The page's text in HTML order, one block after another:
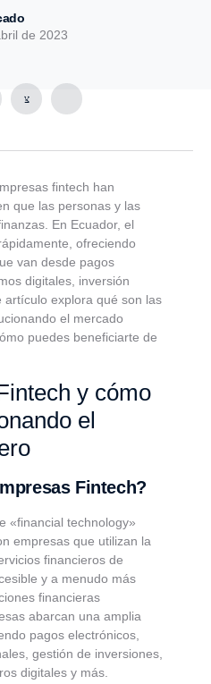
de 2023
fintech han
que las personas y las
En Ecuador, el
ofreciendo
van desde pagos
digitales, inversión
artículo explora qué son las
el mercado
puedes beneficiarte de
y cómo
el
Fintech?
«financial technology»
empresas que utilizan la
financieros de
y a menudo más
financieras
abarcan una amplia
pagos electrónicos,
gestión de inversiones,
digitales y más.